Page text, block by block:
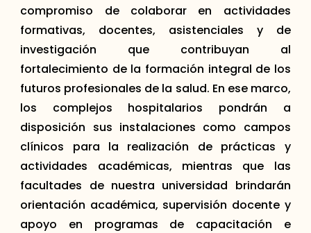
compromiso de colaborar en actividades
formativas, docentes, asistenciales y de
investigación que contribuyan al
fortalecimiento de la formación integral de los
futuros profesionales de la salud. En ese marco,
los complejos hospitalarios pondrán a
disposición sus instalaciones como campos
clínicos para la realización de prácticas y
actividades académicas, mientras que las
facultades de nuestra universidad brindarán
orientación académica, supervisión docente y
apoyo en programas de capacitación e